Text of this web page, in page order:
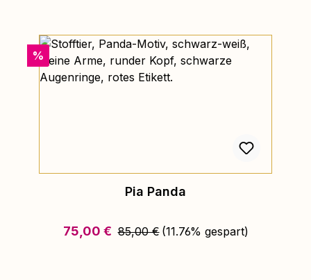
Rabatt
%
Pia Panda
Verkaufspreis:
75,00 € Regulärer Preis:
85,00 € (11.76% gespart)